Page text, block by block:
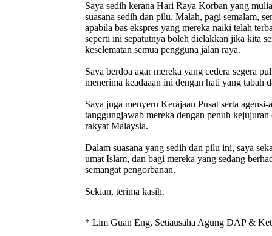
Saya sedih kerana Hari Raya Korban yang
suasana sedih dan pilu. Malah, pagi semalam,
apabila bas ekspres yang mereka naiki telah
seperti ini sepatutnya boleh dielakkan jika kita
keselematan semua pengguna jalan raya.
Saya berdoa agar mereka yang cedera segera
menerima keadaaan ini dengan hati yang tabah
Saya juga menyeru Kerajaan Pusat serta
tanggungjawab mereka dengan penuh
rakyat Malaysia.
Dalam suasana yang sedih dan pilu ini, saya
umat Islam, dan bagi mereka yang sedang
semangat pengorbanan.
Sekian, terima kasih.
* Lim Guan Eng, Setiausaha Agung DAP &